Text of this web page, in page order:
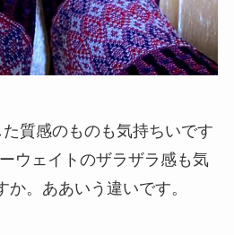
質感のものも気持ちいです
ウェイトのザラザラ感も気
。ああいう違いです。